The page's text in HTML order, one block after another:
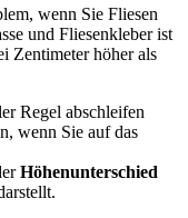
wenn Sie Fliesen
und Fliesenkleber ist
Zentimeter höher als
Regel abschleifen
wenn Sie auf das
Höhenunterschied